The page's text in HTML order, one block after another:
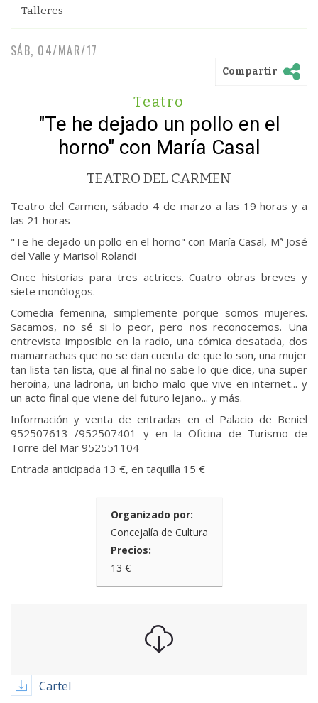
Talleres
SÁB, 04/MAR/17
Compartir
Teatro
"Te he dejado un pollo en el
horno" con María Casal
TEATRO DEL CARMEN
Teatro del Carmen, sábado 4 de marzo a las 19 horas y a
las 21 horas
"Te he dejado un pollo en el horno" con María Casal, Mª José
del Valle y Marisol Rolandi
Once historias para tres actrices. Cuatro obras breves y
siete monólogos.
Comedia femenina, simplemente porque somos mujeres.
Sacamos, no sé si lo peor, pero nos reconocemos. Una
entrevista imposible en la radio, una cómica desatada, dos
mamarrachas que no se dan cuenta de que lo son, una mujer
tan lista tan lista, que al final no sabe lo que dice, una super
heroína, una ladrona, un bicho malo que vive en internet... y
un acto final que viene del futuro lejano... y más.
Información y venta de entradas en el Palacio de Beniel
952507613 /952507401 y en la Oficina de Turismo de
Torre del Mar 952551104
Entrada anticipada 13 €, en taquilla 15 €
Organizado por:
Concejalía de Cultura
Precios:
13 €
Cartel